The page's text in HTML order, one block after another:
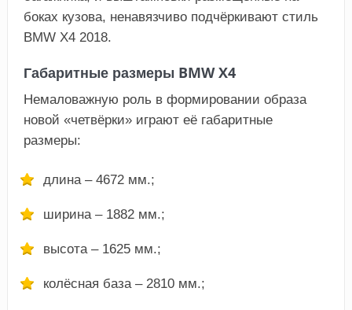
боках кузова, ненавязчиво подчёркивают стиль
BMW X4 2018.
Габаритные размеры BMW X4
Немаловажную роль в формировании образа
новой «четвёрки» играют её габаритные
размеры:
длина – 4672 мм.;
ширина – 1882 мм.;
высота – 1625 мм.;
колёсная база – 2810 мм.;